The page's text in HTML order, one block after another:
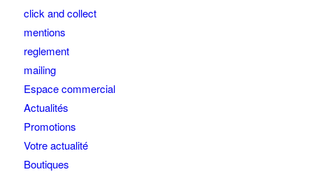
click and collect
mentions
reglement
mailing
Espace commercial
Actualités
Promotions
Votre actualité
Boutiques